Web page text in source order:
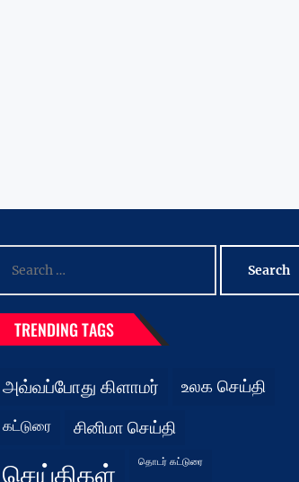
for:
TRENDING TAGS
அவ்வப்போது கிளாமர் உலக செய்தி
கட்டுரை சினிமா செய்தி
செய்திகள் தொடர் கட்டுரை